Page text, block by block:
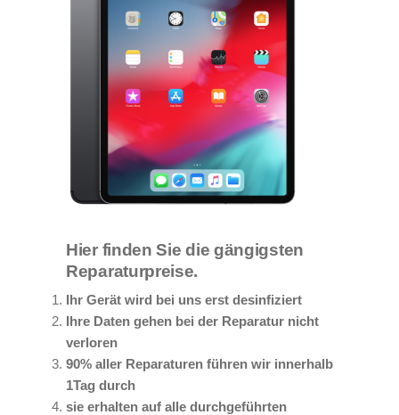
Hier finden Sie die gängigsten
Reparaturpreise.
Ihr Gerät wird bei uns erst desinfiziert
Ihre Daten gehen bei der Reparatur nicht
verloren
90% aller Reparaturen führen wir innerhalb
1Tag durch
sie erhalten auf alle durchgeführten